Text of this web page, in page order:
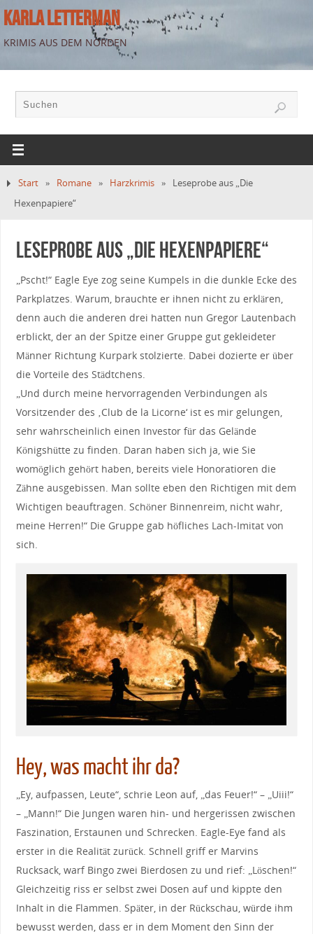
KARLA LETTERMAN
KRIMIS AUS DEM NORDEN
Start » Romane » Harzkrimis »
Leseprobe aus „Die
Hexenpapiere“
Leseprobe aus „Die Hexenpapiere“
„Pscht!“ Eagle Eye zog seine Kumpels in die dunkle Ecke des
Parkplatzes. Warum, brauchte er ihnen nicht zu erklären,
denn auch die anderen drei hatten nun Gregor Lautenbach
erblickt, der an der Spitze einer Gruppe gut gekleideter
Männer Richtung Kurpark stolzierte. Dabei dozierte er über
die Vorteile des Städtchens.
„Und durch meine hervorragenden Verbindungen als
Vorsitzender des ‚Club de la Licorne‘ ist es mir gelungen,
sehr wahrscheinlich einen Investor für das Gelände
Königshütte zu finden. Daran haben sich ja, wie Sie
womöglich gehört haben, bereits viele Honoratioren die
Zähne ausgebissen. Man sollte eben den Richtigen mit dem
Wichtigen beauftragen. Schöner Binnenreim, nicht wahr,
meine Herren!“ Die Gruppe gab höfliches Lach-Imitat von
sich.
Hey, was macht ihr da?
„Ey, aufpassen, Leute“, schrie Leon auf, „das Feuer!“ – „Uiii!“
– „Mann!“ Die Jungen waren hin- und hergerissen zwischen
Faszination, Erstaunen und Schrecken. Eagle-Eye fand als
erster in die Realität zurück. Schnell griff er Marvins
Rucksack, warf Bingo zwei Bierdosen zu und rief: „Löschen!“
Gleichzeitig riss er selbst zwei Dosen auf und kippte den
Inhalt in die Flammen. Später, in der Rückschau, würde ihm
bewusst werden, dass er in dem Moment den Sinn der